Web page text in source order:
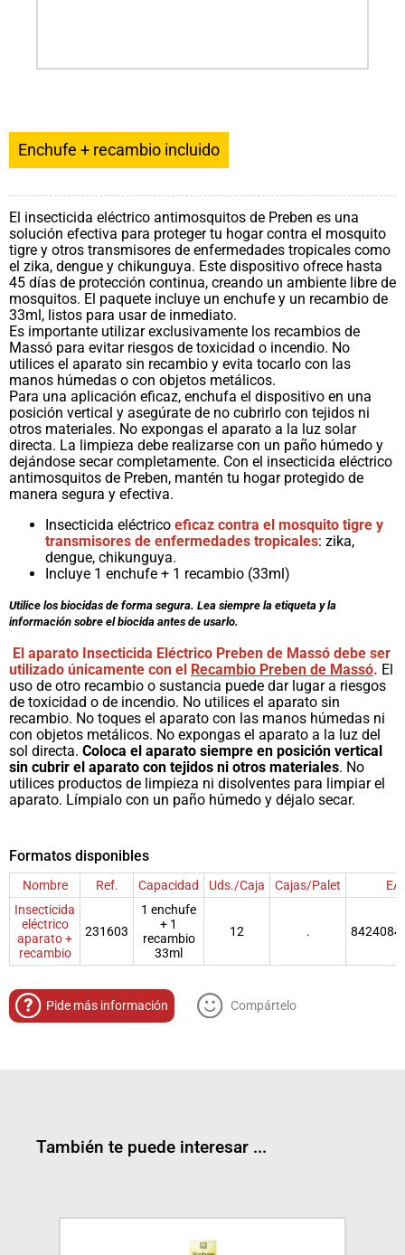
Enchufe + recambio incluido
El insecticida eléctrico antimosquitos de Preben es una
solución efectiva para proteger tu hogar contra el mosquito
tigre y otros transmisores de enfermedades tropicales como
el zika, dengue y chikunguya. Este dispositivo ofrece hasta
45 días de protección continua, creando un ambiente libre de
mosquitos. El paquete incluye un enchufe y un recambio de
33ml, listos para usar de inmediato.
Es importante utilizar exclusivamente los recambios de
Massó para evitar riesgos de toxicidad o incendio. No
utilices el aparato sin recambio y evita tocarlo con las
manos húmedas o con objetos metálicos.
Para una aplicación eficaz, enchufa el dispositivo en una
posición vertical y asegúrate de no cubrirlo con tejidos ni
otros materiales. No expongas el aparato a la luz solar
directa. La limpieza debe realizarse con un paño húmedo y
dejándose secar completamente. Con el insecticida eléctrico
antimosquitos de Preben, mantén tu hogar protegido de
manera segura y efectiva.
Insecticida eléctrico eficaz contra el mosquito tigre y
transmisores de enfermedades tropicales: zika,
dengue, chikunguya.
Incluye 1 enchufe + 1 recambio (33ml)
Utilice los biocidas de forma segura. Lea siempre la etiqueta y la
información sobre el biocida antes de usarlo.
El aparato Insecticida Eléctrico Preben de Massó debe ser
utilizado únicamente con el Recambio Preben de Massó. El
uso de otro recambio o sustancia puede dar lugar a riesgos
de toxicidad o de incendio. No utilices el aparato sin
recambio. No toques el aparato con las manos húmedas ni
con objetos metálicos. No expongas el aparato a la luz del
sol directa. Coloca el aparato siempre en posición vertical
sin cubrir el aparato con tejidos ni otros materiales. No
utilices productos de limpieza ni disolventes para limpiar el
aparato. Límpialo con un paño húmedo y déjalo secar.
Formatos disponibles
Nombre Ref. Capacidad Uds./Caja Cajas/Palet
Insecticida
eléctrico
aparato +
recambio
231603
1 enchufe
+ 1
recambio
33ml
12 .
Pide más información Compártelo
También te puede interesar ...